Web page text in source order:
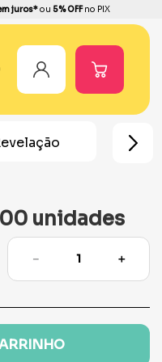
juros*ou 5% OFFno PIX
Festa
unidades
＋
－